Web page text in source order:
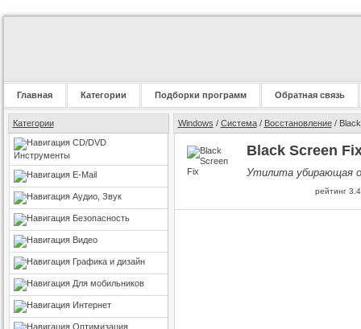
Главная Категории Подборки программ Обратная связь
Категории
CD/DVD
Инструменты
E-Mail
Аудио, Звук
Безопасность
Видео
Графика и дизайн
Для мобильников
Интернет
Оптимизация
Windows / Система/ Восстановление/
Black Screen
Утилита убирающая
рейтинг 3.4